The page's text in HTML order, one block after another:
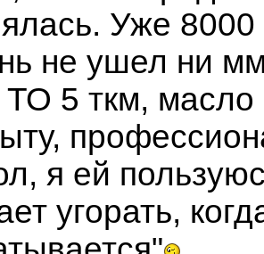
Уже 8000
не ушел ни
5 ткм, масло
я ей
угорать,